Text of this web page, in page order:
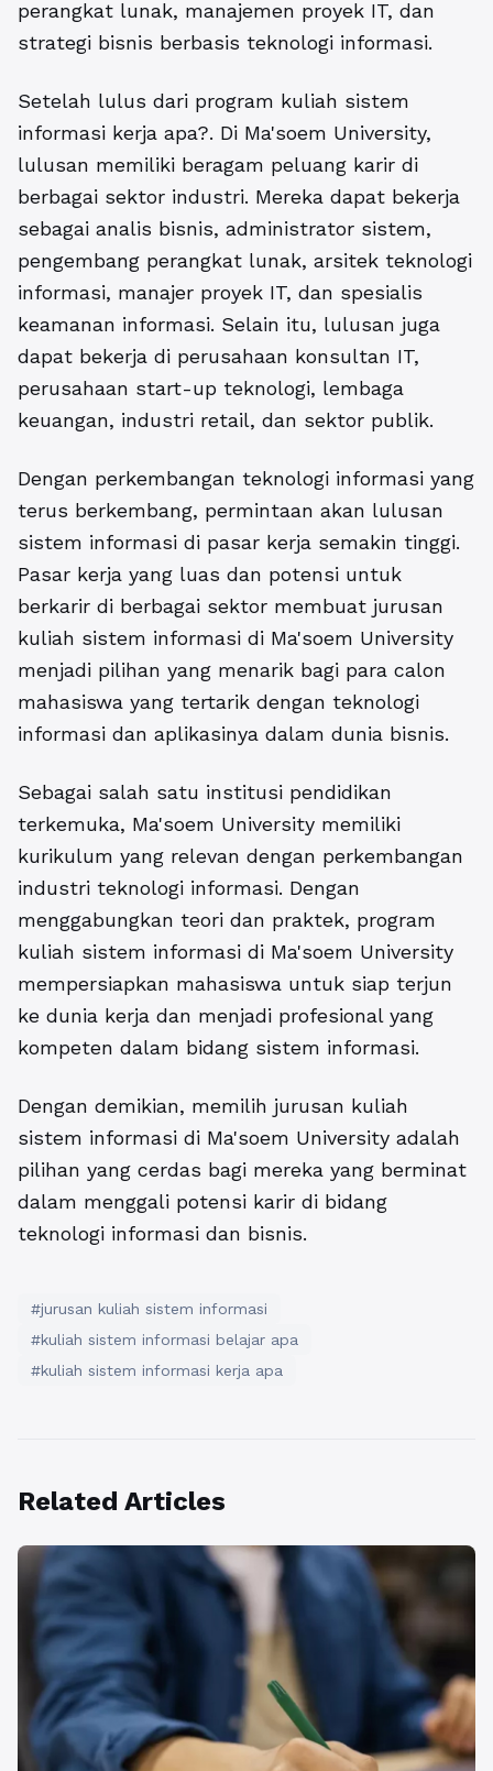
perangkat lunak, manajemen proyek IT, dan
strategi bisnis berbasis teknologi informasi.
Setelah lulus dari program kuliah sistem
informasi kerja apa?. Di Ma'soem University,
lulusan memiliki beragam peluang karir di
berbagai sektor industri. Mereka dapat bekerja
sebagai analis bisnis, administrator sistem,
pengembang perangkat lunak, arsitek teknologi
informasi, manajer proyek IT, dan spesialis
keamanan informasi. Selain itu, lulusan juga
dapat bekerja di perusahaan konsultan IT,
perusahaan start-up teknologi, lembaga
keuangan, industri retail, dan sektor publik.
Dengan perkembangan teknologi informasi yang
terus berkembang, permintaan akan lulusan
sistem informasi di pasar kerja semakin tinggi.
Pasar kerja yang luas dan potensi untuk
berkarir di berbagai sektor membuat jurusan
kuliah sistem informasi di Ma'soem University
menjadi pilihan yang menarik bagi para calon
mahasiswa yang tertarik dengan teknologi
informasi dan aplikasinya dalam dunia bisnis.
Sebagai salah satu institusi pendidikan
terkemuka, Ma'soem University memiliki
kurikulum yang relevan dengan perkembangan
industri teknologi informasi. Dengan
menggabungkan teori dan praktek, program
kuliah sistem informasi di Ma'soem University
mempersiapkan mahasiswa untuk siap terjun
ke dunia kerja dan menjadi profesional yang
kompeten dalam bidang sistem informasi.
Dengan demikian, memilih jurusan kuliah
sistem informasi di Ma'soem University adalah
pilihan yang cerdas bagi mereka yang berminat
dalam menggali potensi karir di bidang
teknologi informasi dan bisnis.
#jurusan kuliah sistem informasi
#kuliah sistem informasi belajar apa
#kuliah sistem informasi kerja apa
Related Articles